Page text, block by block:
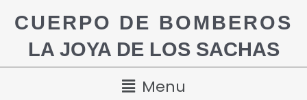
CUERPO DE BOMBEROS
LA JOYA DE LOS SACHAS
Menu